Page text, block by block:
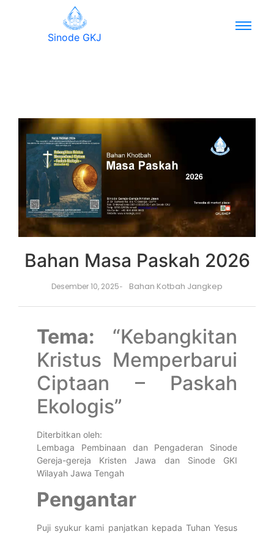
Sinode GKJ
Bahan Masa Paskah 2026
Desember 10, 2025- Bahan Kotbah Jangkep
Tema: “Kebangkitan
Kristus Memperbarui
Ciptaan – Paskah
Ekologis”
Diterbitkan oleh:
Lembaga Pembinaan dan Pengaderan Sinode
Gereja-gereja Kristen Jawa dan Sinode GKI
Wilayah Jawa Tengah
Pengantar
Puji syukur kami panjatkan kepada Tuhan Yesus